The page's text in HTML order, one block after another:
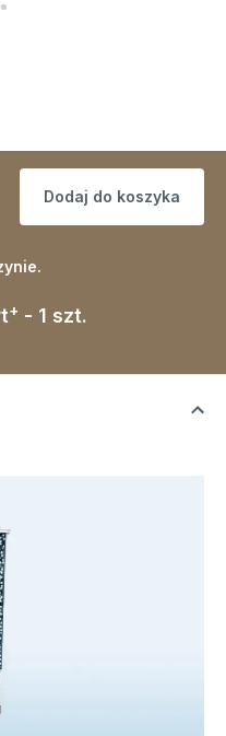
Dodaj do koszyka
+ - 1 szt.